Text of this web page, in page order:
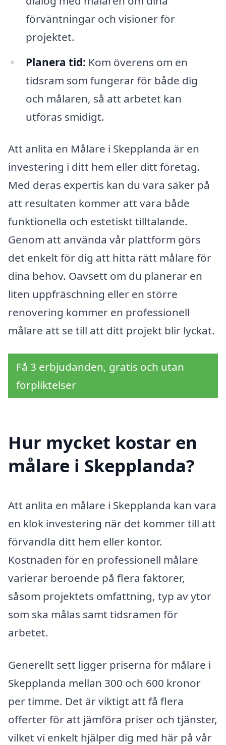
förväntningar och visioner för
projektet.
Planera tid: Kom överens om en
tidsram som fungerar för både dig
och målaren, så att arbetet kan
utföras smidigt.
Att anlita en Målare i Skepplanda är en
investering i ditt hem eller ditt företag.
Med deras expertis kan du vara säker på
att resultaten kommer att vara både
funktionella och estetiskt tilltalande.
Genom att använda vår plattform görs
det enkelt för dig att hitta rätt målare för
dina behov. Oavsett om du planerar en
liten uppfräschning eller en större
renovering kommer en professionell
målare att se till att ditt projekt blir lyckat.
Få 3 erbjudanden, gratis och utan
förpliktelser
Hur mycket kostar en
målare i Skepplanda?
Att anlita en målare i Skepplanda kan vara
en klok investering när det kommer till att
förvandla ditt hem eller kontor.
Kostnaden för en professionell målare
varierar beroende på flera faktorer,
såsom projektets omfattning, typ av ytor
som ska målas samt tidsramen för
arbetet.
Generellt sett ligger priserna för målare i
Skepplanda mellan 300 och 600 kronor
per timme. Det är viktigt att få flera
offerter för att jämföra priser och tjänster,
vilket vi enkelt hjälper dig med här på vår